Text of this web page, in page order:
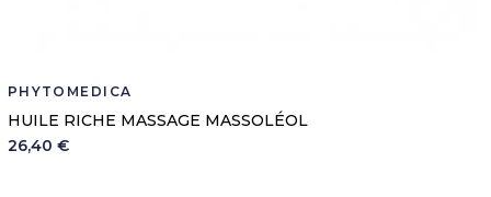
PHYTOMEDICA
HUILE RICHE MASSAGE MASSOLÉOL
26,40 €